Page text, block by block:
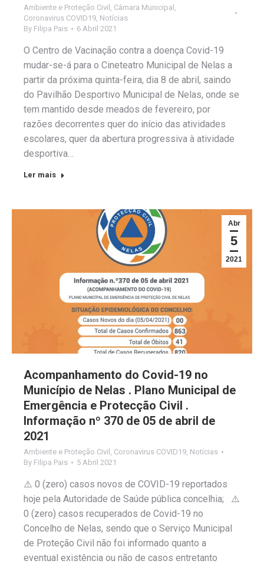
Ambiente e Proteção Civil , Câmara Municipal ,
Coronavirus COVID19, Notícias
By Filipa Pais 6 Abril 2021
O Centro de Vacinação contra a doença Covid-19
mudar-se-á para o Cineteatro Municipal de Nelas a
partir da próxima quinta-feira, dia 8 de abril, saindo
do Pavilhão Desportivo Municipal de Nelas, onde se
tem mantido desde meados de fevereiro, por
razões decorrentes quer do início das atividades
escolares, quer da abertura progressiva à atividade
desportiva…
Ler mais
Abr
5
2021
Acompanhamento do Covid-19 no
Município de Nelas . Plano Municipal de
Emergência e Protecção Civil .
Informação nº 370 de 05 de abril de
2021
Ambiente e Proteção Civil Coronavirus COVID19 Notícias
By Filipa Pais 5 Abril 2021
⚠️ 0 (zero) casos novos de COVID-19 reportados
hoje pela Autoridade de Saúde pública concelhia; ⚠️
0 (zero) casos recuperados de Covid-19 no
Concelho de Nelas, sendo que o Serviço Municipal
de Proteção Civil não foi informado quanto a
eventual existência ou não de casos entretanto